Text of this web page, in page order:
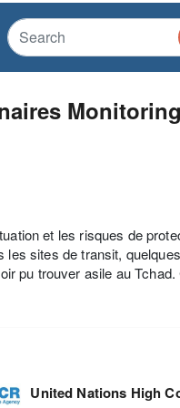
et les risques de
sites de transit,
pu trouver asile au
United Nations High